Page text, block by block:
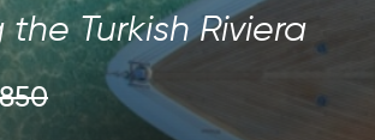
the Turkish Riviera